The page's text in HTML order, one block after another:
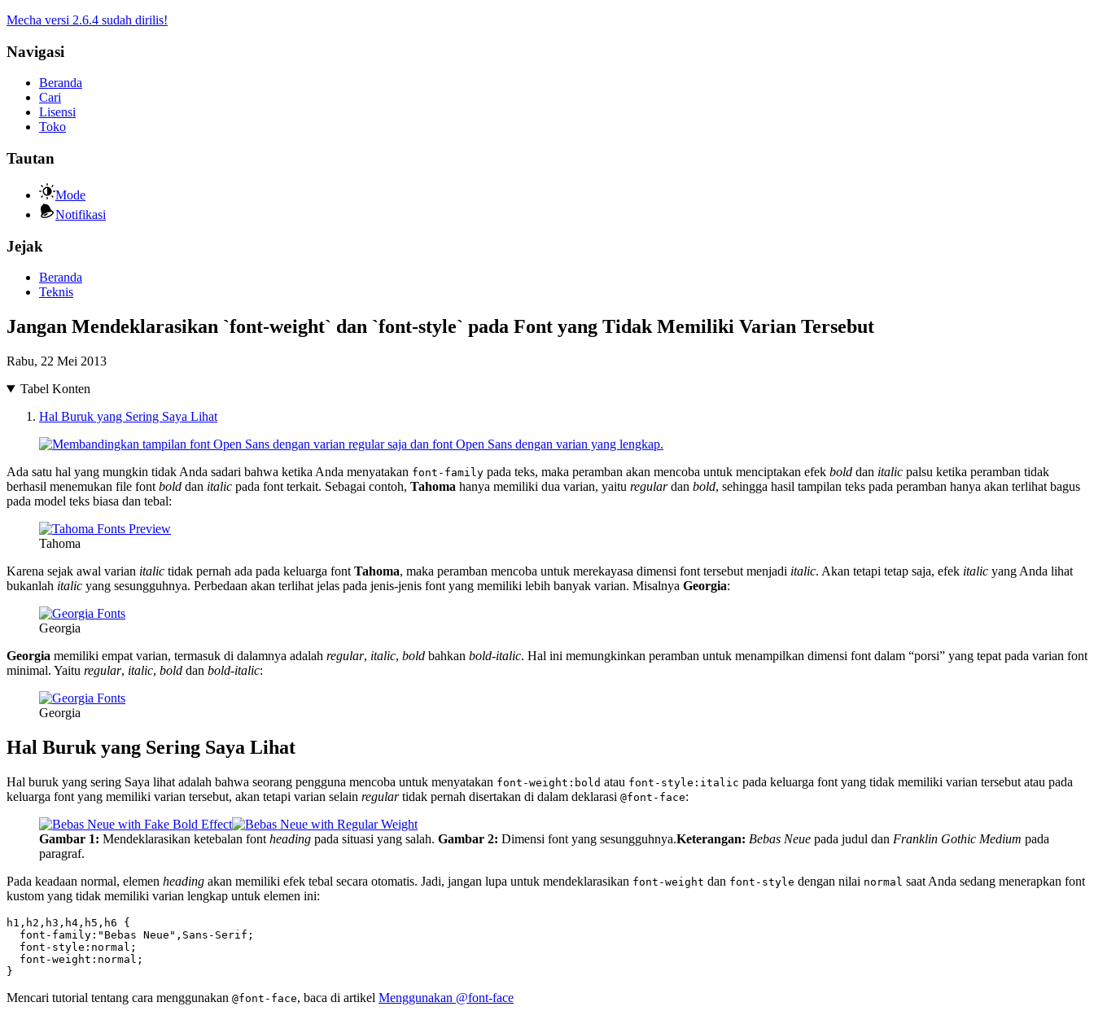
Mecha versi 2.6.4 sudah dirilis!
Navigasi
Beranda
Cari
Lisensi
Toko
Tautan
Mode
Notifikasi
Jejak
Beranda
Teknis
Jangan Mendeklarasikan `font-weight` dan `font-style` pada Font yang Tidak Memiliki Varian Tersebut
Rabu, 22 Mei 2013
Tabel Konten
Hal Buruk yang Sering Saya Lihat
Ada satu hal yang mungkin tidak Anda sadari bahwa ketika Anda menyatakan font-family pada teks, maka peramban akan mencoba untuk menciptakan efek bold dan italic palsu ketika peramban tidak
berhasil menemukan file font bold dan italic pada font terkait. Sebagai contoh, Tahoma hanya memiliki dua varian, yaitu regulardan bold, sehingga hasil tampilan teks pada peramban hanya akan terlihat bagus
pada model teks biasa dan tebal:
Tahoma
Karena sejak awal varian italic tidak pernah ada pada keluarga font Tahoma, maka peramban mencoba untuk merekayasa dimensi font tersebut menjadi italic. Akan tetapi tetap saja, efek italic yang Anda lihat
bukanlah italic yang sesungguhnya. Perbedaan akan terlihat jelas pada jenis-jenis font yang memiliki lebih banyak varian. Misalnya Georgia:
Georgia
Georgia memiliki empat varian, termasuk di dalamnya adalah regular, italic, bold bahkan bold-italic. Hal ini memungkinkan peramban untuk menampilkan dimensi font dalam “porsi” yang tepat pada varian font
minimal. Yaitu regular, italic, bold dan bold-italic:
Georgia
Hal Buruk yang Sering Saya Lihat
Hal buruk yang sering Saya lihat adalah bahwa seorang pengguna mencoba untuk menyatakan font-weight:bold atau font-style:italic pada keluarga font yang tidak memiliki varian tersebut atau pada
keluarga font yang memiliki varian tersebut, akan tetapi varian selain regulartidak pernah disertakan di dalam deklarasi @font-face:
Gambar 1: Mendeklarasikan ketebalan font heading pada situasi yang salah. Gambar 2: Dimensi font yang sesungguhnya.Keterangan: Bebas Neue pada judul dan Franklin Gothic Medium pada
paragraf.
Pada keadaan normal, elemen heading akan memiliki efek tebal secara otomatis. Jadi, jangan lupa untuk mendeklarasikan font-weight dan font-style dengan nilai normal saat Anda sedang menerapkan font
kustom yang tidak memiliki varian lengkap untuk elemen ini:
h1,h2,h3,h4,h5,h6 {
  font-family:"Bebas Neue",Sans-Serif;
  font-style:normal;
  font-weight:normal;
}
Mencari tutorial tentang cara menggunakan @font-face, baca di artikel Menggunakan @font-face